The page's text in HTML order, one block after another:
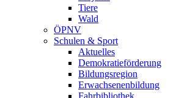
Tiere
Wald
ÖPNV
Schulen & Sport
Aktuelles
Demokratieförderung
Bildungsregion
Erwachsenenbildung
Fahrbibliothek